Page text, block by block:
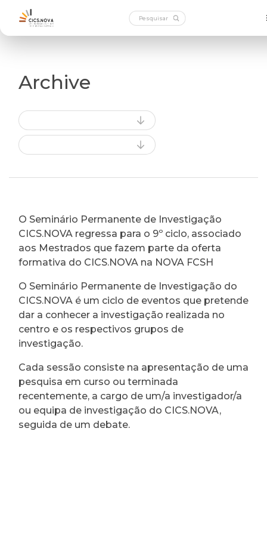
Archive
O Seminário Permanente de Investigação
CICS.NOVA regressa para o 9º ciclo, associado
aos Mestrados que fazem parte da oferta
formativa do CICS.NOVA na NOVA FCSH
O Seminário Permanente de Investigação do
CICS.NOVA é um ciclo de eventos que pretende
dar a conhecer a investigação realizada no
centro e os respectivos grupos de
investigação.
Cada sessão consiste na apresentação de uma
pesquisa em curso ou terminada
recentemente, a cargo de um/a investigador/a
ou equipa de investigação do CICS.NOVA,
seguida de um debate.